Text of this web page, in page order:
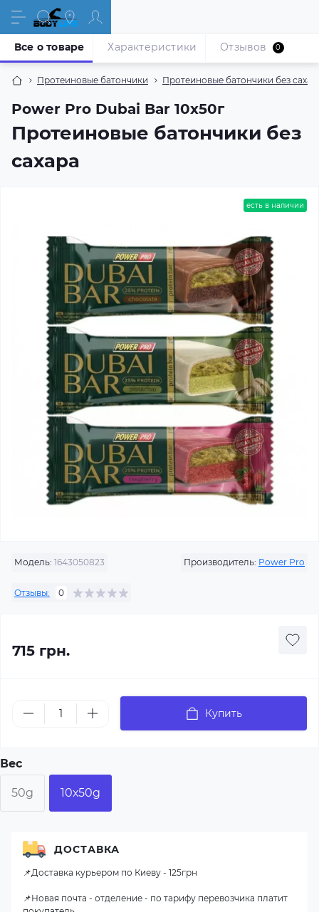
Протеиновые батончики Протеиновые батончики без
Power Pro Dubai Bar 10х50г
Протеиновые батончики без
сахара
Все о товаре Характеристики Отзывов 0
есть в наличии
Модель: 1643050823 Производитель: Power Pro
Отзывы: 0
715 грн.
Купить
Вес
50g 10х50g
ДОСТАВКА
📌Доставка курьером по Киеву - 125грн
📌Новая почта - отделение - по тарифу перевозчика платит